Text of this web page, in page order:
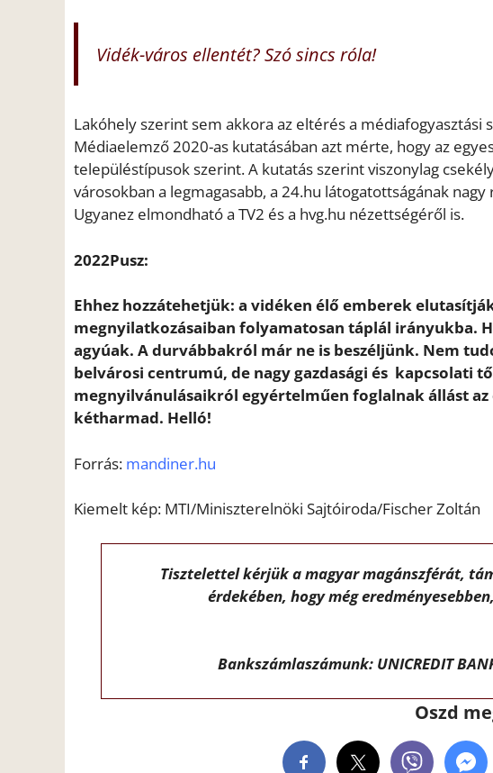
Vidék-város ellentét? Szó sincs róla!
Lakóhely szerint sem akkora az eltérés a
Médiaelemző 2020-as kutatásában azt mérte, hogy az
településtípusok szerint. A kutatás szerint viszonylag
városokban a legmagasabb, a 24.hu látogatottságának
Ugyanez elmondható a TV2 és a hvg.hu nézettségéről is.
2022Pusz:
Ehhez hozzátehetjük: a vidéken élő emberek
megnyilatkozásaiban folyamatosan táplál irányukba.
agyúak. A durvábbakról már ne is beszéljünk. Nem
belvárosi centrumú, de nagy gazdasági és kapcsolati
megnyilvánulásaikról egyértelműen foglalnak állást az
kétharmad. Helló!
Forrás: mandiner.hu
Kiemelt kép: MTI/Miniszterelnöki Sajtóiroda/Fischer Zoltán
Tisztelettel kérjük a magyar magánszférát,
érdekében, hogy még
Bankszámlaszámunk: UNICREDIT
Oszd